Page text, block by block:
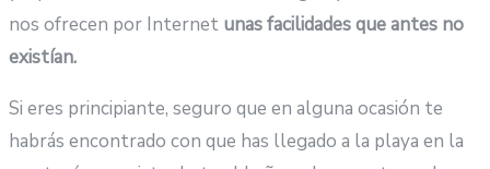
nos ofrecen por Internet unas facilidades que antes no
existían.
Si eres principiante, seguro que en alguna ocasión te
habrás encontrado con que has llegado a la playa en la